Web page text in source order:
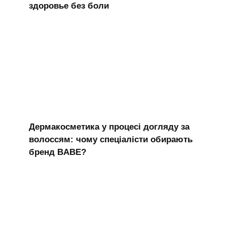
здоровье без боли
Дермакосметика у процесі догляду за
волоcсям: чому спеціалісти обирають
бренд BABE?